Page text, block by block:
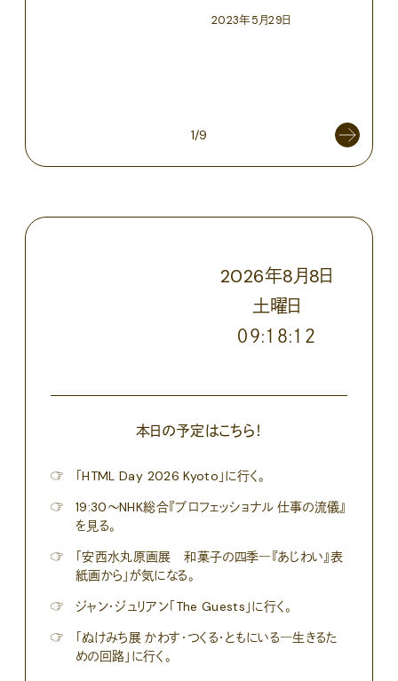
2023年5月29日
1/9
2026年8月8日
土曜日
０９:１８:１４
本日の予定はこちら！
☞
「HTML Day 2026 Kyoto」に行く。
☞
19:30〜NHK総合『プロフェッショナル 仕事の流儀』
を見る。
☞
「安西水丸原画展 和菓子の四季―『あじわい』表
紙画から」が気になる。
☞
ジャン・ジュリアン「The Guests」に行く。
☞
「ぬけみち展 かわす・つくる・ともにいる―生きるた
めの回路」に行く。